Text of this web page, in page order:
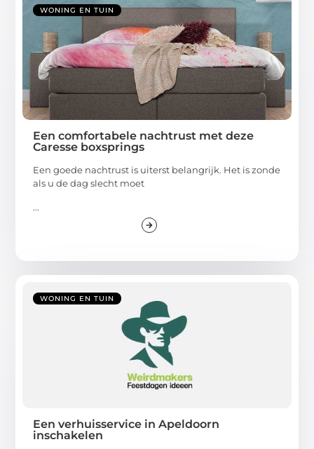
WONING EN TUIN
Een comfortabele nachtrust met deze
Caresse boxsprings
Een goede nachtrust is uiterst belangrijk. Het is zonde
als u de dag slecht moet
...
WONING EN TUIN
Een verhuisservice in Apeldoorn
inschakelen